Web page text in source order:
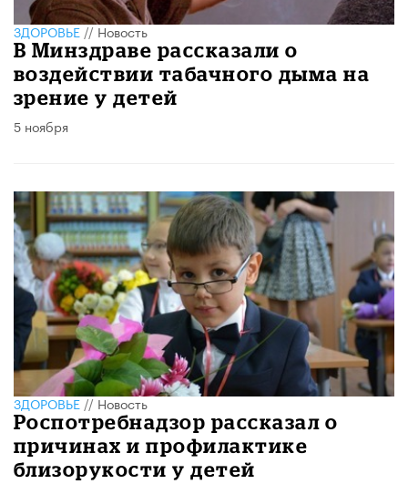
ЗДОРОВЬЕ//Новость
В Минздраве рассказали о
воздействии табачного дыма на
зрение у детей
5 ноября
ЗДОРОВЬЕ//Новость
Роспотребнадзор рассказал о
причинах и профилактике
близорукости у детей